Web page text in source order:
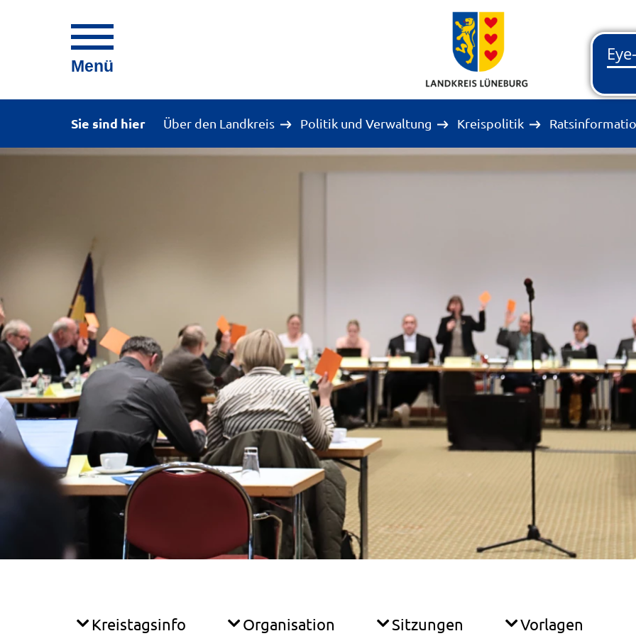
Menü
Sie sind hier Über den Landkreis Politik und Verwaltung Kreispolitik
Kreistagsinfo Organisation Sitzungen Vorlagen